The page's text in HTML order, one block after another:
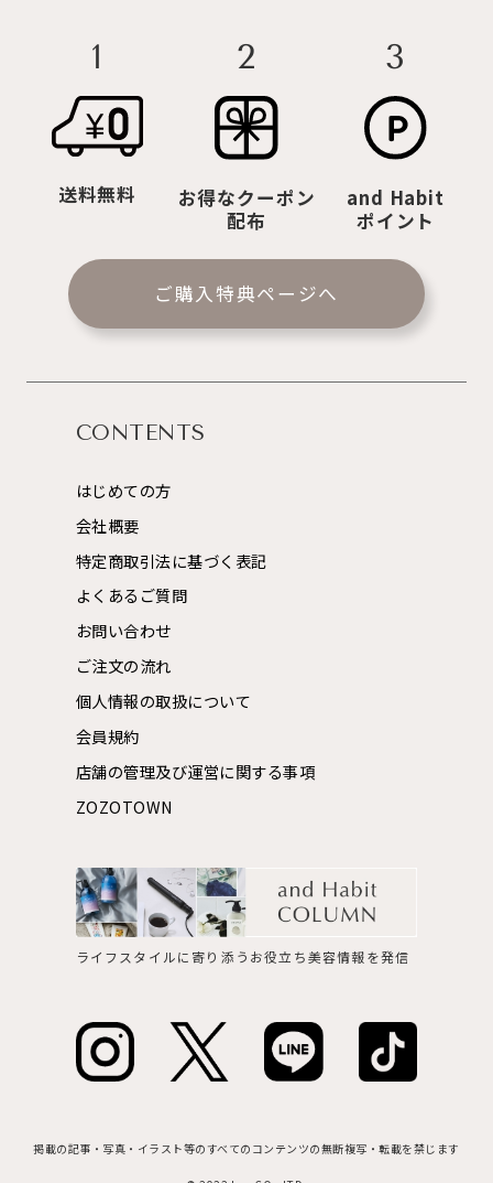
1
送料無料
2
お得なクーポン
配布
3
and Habit
ポイント
ご購入特典ページへ
CONTENTS
はじめての方
会社概要
特定商取引法に基づく表記
よくあるご質問
お問い合わせ
ご注文の流れ
個人情報の取扱について
会員規約
店舗の管理及び運営に関する事項
ZOZOTOWN
ライフスタイルに寄り添うお役立ち美容情報を発信
掲載の記事・写真・イラスト等のすべてのコンテンツの無断複写・転載を禁じます